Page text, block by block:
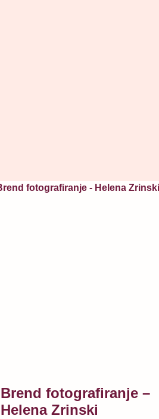
Brend fotografiranje –
Helena Zrinski